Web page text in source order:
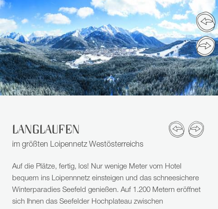
LANGLAUFEN
im größten Loipennetz Westösterreichs
Auf die Plätze, fertig, los! Nur wenige Meter vom Hotel
bequem ins Loipennnetz einsteigen und das schneesichere
Winterparadies Seefeld genießen. Auf 1.200 Metern eröffnet
sich Ihnen das Seefelder Hochplateau zwischen